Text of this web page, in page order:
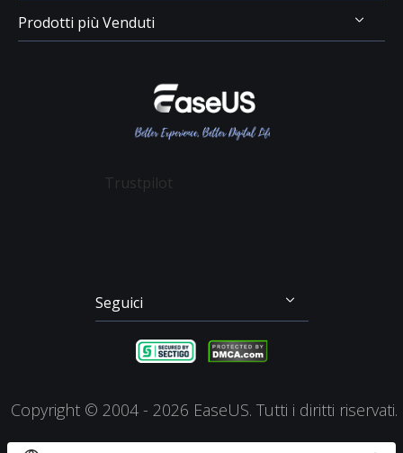
Contatta EaseUS
Politica di Rimborso
Termini & Condizioni
Recupero Dati USB
Recupero Dati Scheda SD
Recupero dei File su Mac
Prodotti più Venduti
Trustpilot
Seguici
  
Copyright © 2004 - 2026 EaseUS. Tutti i diritti riservati.